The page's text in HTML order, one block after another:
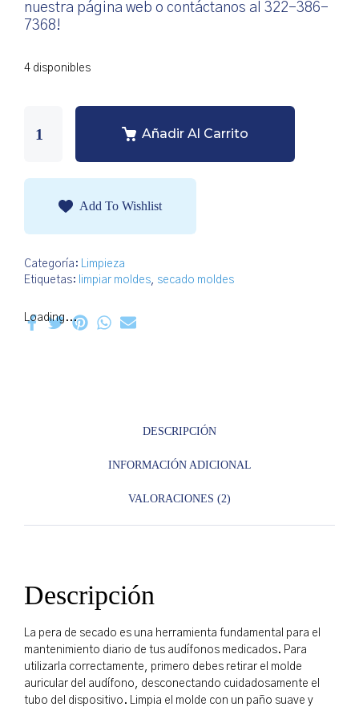
nuestra página web o contáctanos al 322-386-
7368!
4 disponibles
Añadir Al Carrito
Add To Wishlist
Categoría: Limpieza
Etiquetas: limpiar moldes, secado moldes
Loading...
DESCRIPCIÓN
INFORMACIÓN ADICIONAL
VALORACIONES (2)
Descripción
La pera de secado es una herramienta fundamental para el
mantenimiento diario de tus audífonos medicados. Para
utilizarla correctamente, primero debes retirar el molde
auricular del audífono, desconectando cuidadosamente el
tubo del dispositivo. Limpia el molde con un paño suave y